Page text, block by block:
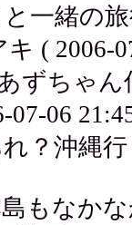
一緒の旅
( 2006-
ずちゃん
07-06
？沖縄行
もなかな